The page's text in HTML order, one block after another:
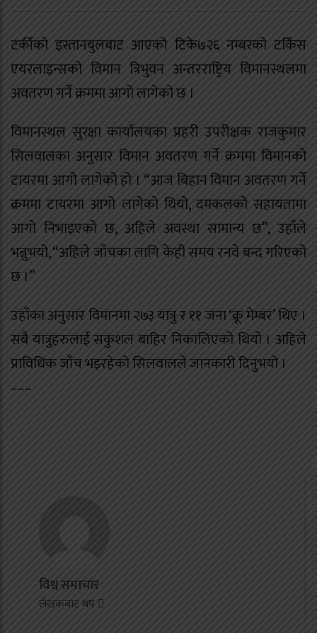
टर्कीको इस्तानबुलबाट आएको टिके७२६ नम्बरको टर्किस
एयरलाइन्सको विमान त्रिभुवन अन्तरराष्ट्रिय विमानस्थलमा
अवतरण गर्ने क्रममा आगो लागेको छ ।
विमानस्थल सुरक्षा कार्यालयका प्रहरी उपरीक्षक राजकुमार
सिलवालका अनुसार विमान अवतरण गर्ने क्रममा विमानको
टायरमा आगो लागेको हो । “आज बिहान विमान अवतरण गर्ने
क्रममा टायरमा आगो लागेको थियो, दमकलको सहायतामा
आगो निभाइएको छ, अहिले अवस्था सामान्य छ”, उहाँले
भन्नुभयो, “अहिले जाँचका लागि केही समय रनवे बन्द गरिएको
छ ।”
उहाँका अनुसार विमानमा २७३ यात्रु र ११ जना ‘क्रू मेम्बर’ थिए ।
सबै यात्रुहरुलाई सकुशल बाहिर निकालिएको थियो । अहिले
प्राविधिक जाँच भइरहेको सिलवालले जानकारी दिनुभयो ।
–––
विश्व समाचार
लेखकबाट थप